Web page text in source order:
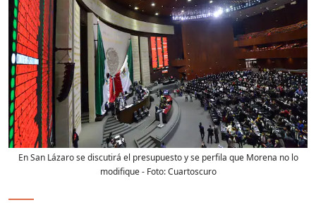
En San Lázaro se discutirá el presupuesto y se perfila que Morena no lo
modifique- Foto:Cuartoscuro